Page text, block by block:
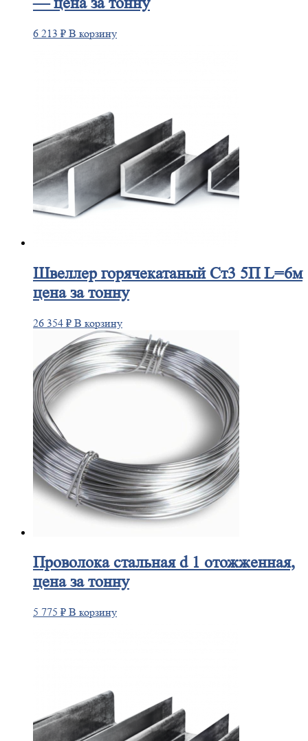
6 213 ₽ В корзину
Швеллергорячекатаный Ст3 5П L=6м
цена за тонну
26 354 ₽ В корзину
Проволокастальная d 1 отожженная,
цена за тонну
5 775 ₽ В корзину